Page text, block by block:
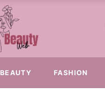
BEAUTY FASHION